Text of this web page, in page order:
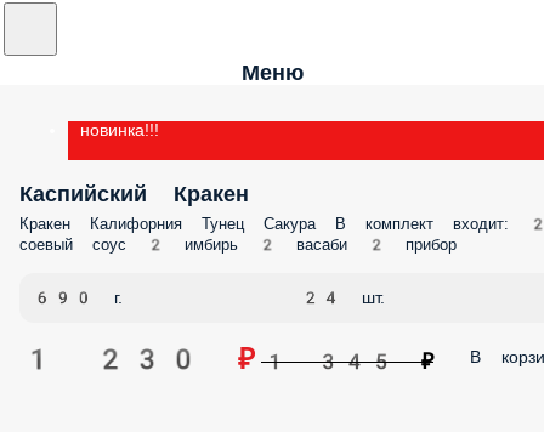
Меню
новинка!!!
Каспийский Кракен
Кракен Калифорния Тунец Сакура В комплект входит:
соевый соус 2 имбирь 2 васаби 2 прибор
690 г. 24 шт.
1 230 ₽ 1 345 ₽ В